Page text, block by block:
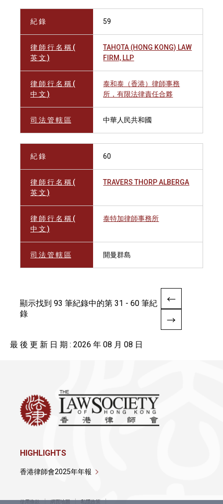
紀 錄 59
律 師 行 名 稱 (
英 文 )
TAHOTA (HONG KONG) LAW
FIRM, LLP
律 師 行 名 稱 (
中 文 )
泰和泰（香港）律師事務
所，有限法律責任合夥
司 法 管 轄 區 中華人民共和國
紀 錄 60
律 師 行 名 稱 (
英 文 )
TRAVERS THORP ALBERGA
律 師 行 名 稱 (
中 文 )
泰特加律師事務所
司 法 管 轄 區 開曼群島
顯示找到 93 筆紀錄中的第 31 - 60 筆紀
錄
最 後 更 新 日 期 : 2026 年 08 月 08 日
HIGHLIGHTS
香港律師會2025年年報
使用條款 網頁地圖 私隱政策